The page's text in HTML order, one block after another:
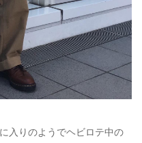
入りのようでヘビロテ中の